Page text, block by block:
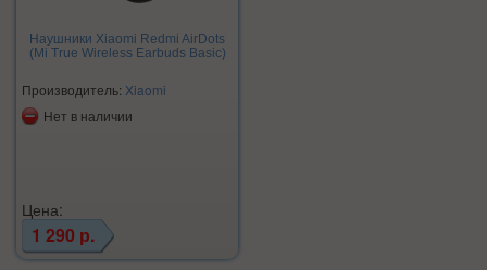
Наушники Xiaomi Redmi AirDots
(Mi True Wireless Earbuds Basic)
Производитель: Xiaomi
Нет в наличии
Цена:
1 290 р.